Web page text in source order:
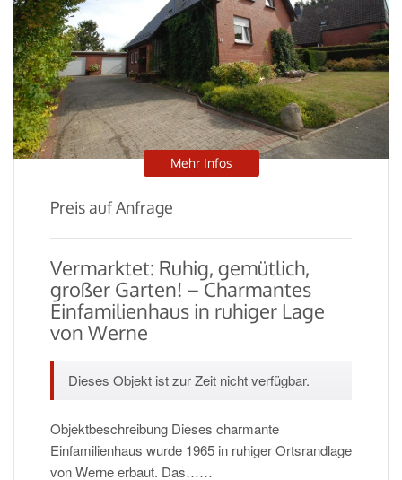
Mehr Infos
Preis auf Anfrage
Vermarktet: Ruhig, gemütlich,
großer Garten! – Charmantes
Einfamilienhaus in ruhiger Lage
von Werne
Dieses Objekt ist zur Zeit nicht verfügbar.
Objektbeschreibung Dieses charmante
Einfamilienhaus wurde 1965 in ruhiger Ortsrandlage
von Werne erbaut. Das……